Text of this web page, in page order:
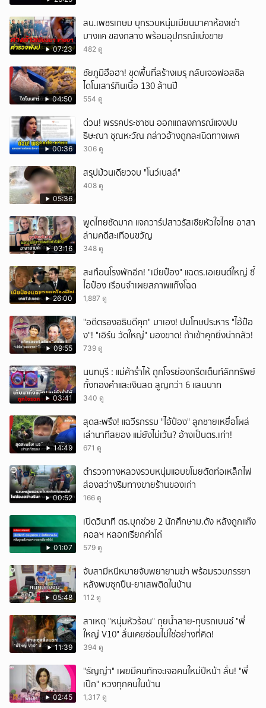
07:23
สน.เพชรเกษม บุกรวบหนุ่มเมียนมาคาห้องเช่า
บางแค ของกลาง พร้อมอุปกรณ์แบ่งขาย
482 ดู
04:50
ชัยภูมิฮือฮา! ขุดพื้นที่สร้างเมรุ กลับเจอฟอสซิล
ไดโนเสาร์กินเนื้อ 130 ล้านปี
554 ดู
00:36
ด่วน! พรรคประชาชน ออกแถลงการณ์แจงปม
ธิษะณา ชุณหะวัณ กล่าวอ้างถูกละเuิดทางเwศ
306 ดู
05:36
สรุปม้วนเดียวจบ "โนว์เบลล์"
408 ดู
03:16
พูดไทยชัดมาก แจกวาร์ปสาวรัสเซียหัวใจไทย อาสา
ล่ามคดีสะเทือนขวัญ
348 ดู
26:00
สะเทือนโรงพักอีก! "เมียป๋อง" แฉตร.เอเยนต์ใหญ่ ซี้
ไอป๋อง เรือนจำเผยสภาพแก๊งโฉด
1,887 ดู
09:55
"อดีตรองอธิบดีคุก" มาเอง! ปมโทษประหาร "ไอ้ป๋อ
ง"! "เอิร์น วัดใหญ่" มองขาด! ถ้าเข้าคุกยิ่งน่ากลัว!
739 ดู
03:41
นนทบุรี : แม่ค้าร่ำไห้ ถูกโจรย่องกรีดเต็นท์ลักทรัพย์
ทั้งทองคำและเงินสด สูญกว่า 6 แสนบาท
340 ดู
14:49
สุดสะพรึง! แฉวีรกรรม "ไอ้ป๋อง" ลูกชายเหยื่อโผล่
เล่านาทีสยอง แม่ยังไม่เว้น? อ้างเป็นตร.เก่า!
671 ดู
00:52
ตำรวจทางหลวงรวบหนุ่มแอบขโมยตัดท่อเหล็กไฟ
ส่องสว่างริมทางขายร้านของเก่า
166 ดู
01:07
เปิดวินาที ตร.บุกช่วย 2 นักศึกษาม.ดัง หลังถูกแก๊ง
คอลฯ หลอกเรียกค่าไถ่
579 ดู
05:48
จับสามีหนีหมายจับพยายามฆ่า พร้อมรวบภรรยา
หลังพบซุกปืน-ยาเสพติดในบ้าน
112 ดู
11:39
สาเหตุ "หนุ่มหัวร้อน" ถุยน้ำลาย-ทุบรถเบนซ์ "พี่
ใหญ่ V10" ลั่นเคยซ่อมไม่ใช่อย่างที่คิด!
394 ดู
02:45
"ธัญญ่า" เผยมีคนทักจะเจอคนใหม่ปีหน้า ลั่น! "พี่
เป๊ก" หวงทุกคนในบ้าน
1,317 ดู